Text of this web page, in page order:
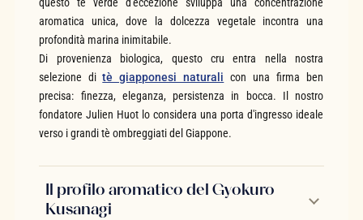
questo tè verde d'eccezione sviluppa una concentrazione
aromatica unica, dove la dolcezza vegetale incontra una
profondità marina inimitabile.
Di provenienza biologica, questo cru entra nella nostra
selezione ditè giapponesi naturali con una firma ben
precisa: finezza, eleganza, persistenza in bocca. Il nostro
fondatore Julien Huot lo considera una porta d'ingresso ideale
verso i grandi tè ombreggiati del Giappone.
Il profilo aromatico del Gyokuro
Kusanagi